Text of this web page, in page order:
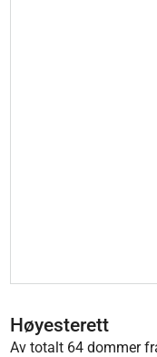
Høyesterett
Av totalt 64 dommer